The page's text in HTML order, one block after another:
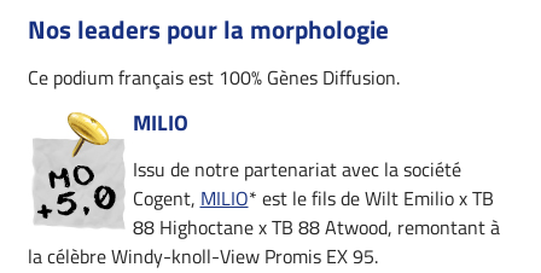
Nos leaders pour la morphologie
Ce podium français est 100% Gènes Diffusion.
MILIO
Issu de notre partenariat avec la société
Cogent, MILIO* est le fils de Wilt Emilio x TB
88 Highoctane x TB 88 Atwood, remontant à
la célèbre Windy-knoll-View Promis EX 95.